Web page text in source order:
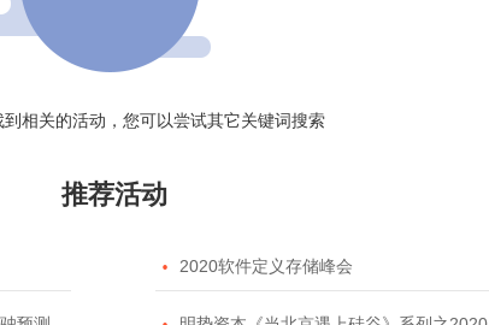
相关的活动，您可以尝试其它关键词搜索
推荐活动
 2020软件定义存储峰会